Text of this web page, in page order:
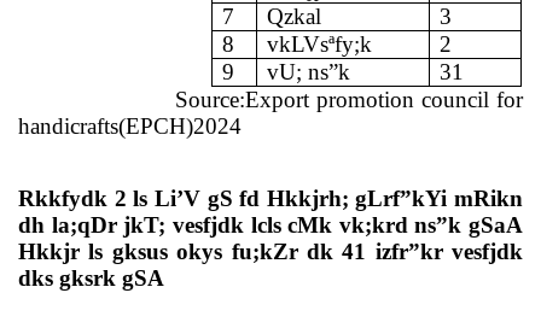
7
Qzkal
3
8
vkLVsªfy;k
2
9
vU; ns”k
31
Source:Export promotion council for
handicrafts(EPCH)2024
Rkkfydk 2 ls Li’V gS fd Hkkjrh; gLrf”kYi mRikn
dh la;qDr jkT; vesfjdk lcls cMk vk;krd ns”k gSaA
Hkkjr ls gksus okys fu;kZr dk 41 izfr”kr vesfjdk
dks gksrk gSA